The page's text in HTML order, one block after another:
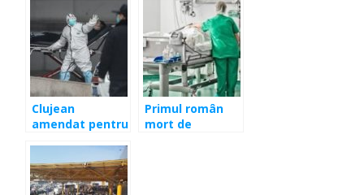
motor, ia-mă şi
pe mine-n zbor”
Confirmare
oficială făcută
de Ministerul
Sănătăţii
Clujean
amendat pentru
coronavirus. A
pus pe jar
autorităţile!
Primul român
mort de